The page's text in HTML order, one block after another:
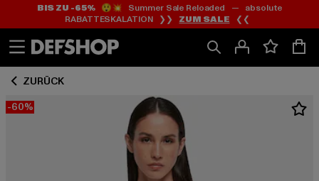
Zum
Inhalt
springen
Zum
Fußzeile
springen
BIS ZU -65%😲💥 Summer Sale Reloaded — absolute
RABATTESKALATION ❯❯ ZUM SALE ❮❮
ZURÜCK
-60%